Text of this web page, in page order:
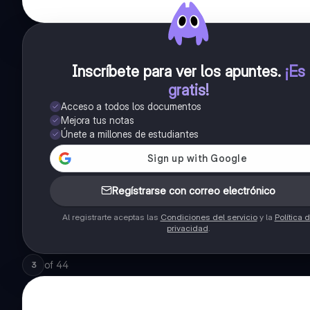
Inscríbete para ver los apuntes. ¡Es
gratis!
Acceso a todos los documentos
Mejora tus notas
Únete a millones de estudiantes
Regístrarse con correo electrónico
Al registrarte aceptas las Condiciones del servicioy la Política
privacidad
3 of 44